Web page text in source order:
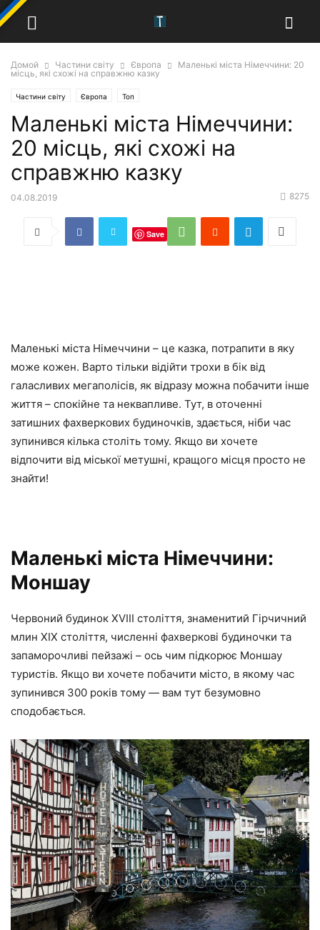
Домой Частини світу Європа
Маленькі міста Німеччини: 20
місць, які схожі на справжню казку
Частини світу Європа Топ
Маленькі міста Німеччини:
20 місць, які схожі на
справжню казку
04.08.2019 8275
Save
Маленькі міста Німеччини – це казка, потрапити в яку
може кожен. Варто тільки відійти трохи в бік від
галасливих мегаполісів, як відразу можна побачити інше
життя – спокійне та неквапливе. Тут, в оточенні
затишних фахверкових будиночків, здається, ніби час
зупинився кілька століть тому. Якщо ви хочете
відпочити від міської метушні, кращого місця просто не
знайти!
Маленькі міста Німеччини:
Моншау
Червоний будинок XVIII століття, знаменитий Гірчичний
млин XIX століття, численні фахверкові будиночки та
запаморочливі пейзажі – ось чим підкорює Моншау
туристів. Якщо ви хочете побачити місто, в якому час
зупинився 300 років тому — вам тут безумовно
сподобається.